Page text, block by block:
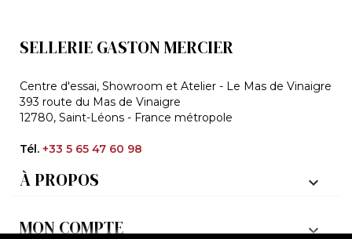
SELLERIE GASTON MERCIER
Centre d'essai, Showroom et Atelier - Le Mas de Vinaigre
393 route du Mas de Vinaigre
12780, Saint-Léons - France métropole
Tél. +33 5 65 47 60 98
À PROPOS 
MON COMPTE 